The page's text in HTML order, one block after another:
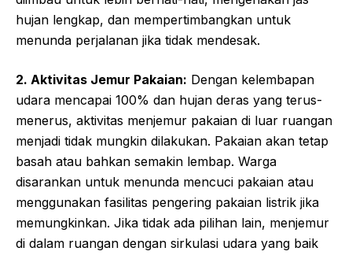
hujan lengkap, dan mempertimbangkan untuk
menunda perjalanan jika tidak mendesak.
2. Aktivitas Jemur Pakaian: Dengan kelembapan
udara mencapai 100% dan hujan deras yang terus-
menerus, aktivitas menjemur pakaian di luar ruangan
menjadi tidak mungkin dilakukan. Pakaian akan tetap
basah atau bahkan semakin lembap. Warga
disarankan untuk menunda mencuci pakaian atau
menggunakan fasilitas pengering pakaian listrik jika
memungkinkan. Jika tidak ada pilihan lain, menjemur
di dalam ruangan dengan sirkulasi udara yang baik